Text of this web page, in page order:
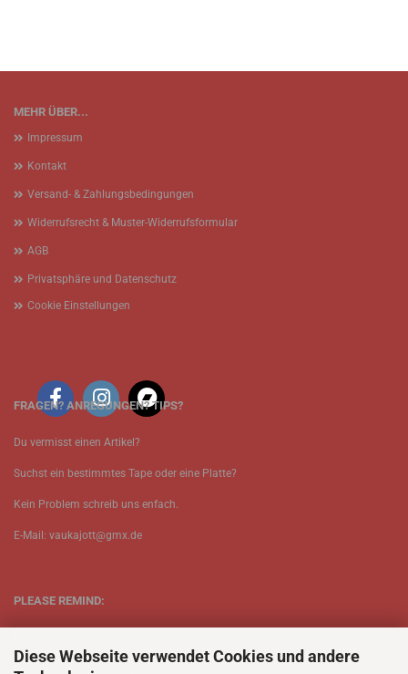
Diese Webseite verwendet Cookies und andere
MEHR ÜBER...
Impressum
Kontakt
Versand- & Zahlungsbedingungen
Widerrufsrecht & Muster-Widerrufsformular
AGB
Privatsphäre und Datenschutz
Cookie Einstellungen
FRAGEN? ANREGUNGEN? TIPS?
Du vermisst einen Artikel?
Suchst ein bestimmtes Tape oder eine Platte?
Kein Problem schreib uns enfach.
E-Mail: vaukajott@gmx.de
PLEASE REMIND:
Be patient when ordering.